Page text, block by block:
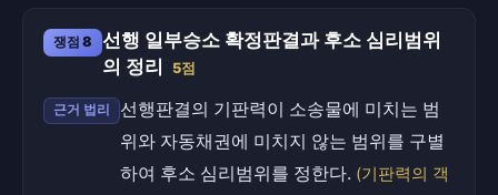
쟁점 8
선행 일부승소 확정판결과 후소 심리범위
의 정리
5점
근거 법리
선행판결의 기판력이 소송물에 미치는 범
위와 자동채권에 미치지 않는 범위를 구별
하여 후소 심리범위를 정한다. (기판력의 객